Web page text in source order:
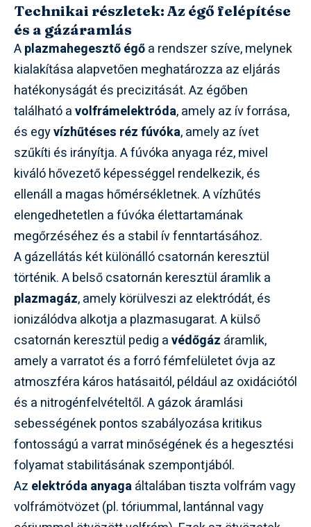
Technikai részletek: Az égő felépítése
és a gázáramlás
Aplazmahegesztő égőa rendszer szíve, melynek
kialakítása alapvetően meghatározza az eljárás
hatékonyságát és precizitását. Az égőben
található avolfrámelektróda, amely az ív forrása,
és egyvízhűtéses réz fúvóka, amely az ívet
szűkíti és irányítja. A fúvóka anyaga réz, mivel
kiváló hővezető képességgel rendelkezik, és
ellenáll a magas hőmérsékletnek. A vízhűtés
elengedhetetlen a fúvóka élettartamának
megőrzéséhez és a stabil ív fenntartásához.
A gázellátás két különálló csatornán keresztül
történik. A belső csatornán keresztül áramlik a
plazmagáz, amely körülveszi az elektródát, és
ionizálódva alkotja a plazmasugarat. A külső
csatornán keresztül pedig avédőgáz áramlik,
amely a varratot és a forró fémfelületet óvja az
atmoszféra káros hatásaitól, például az oxidációtól
és a nitrogénfelvételtől. A gázok áramlási
sebességének pontos szabályozása kritikus
fontosságú a varrat minőségének és a hegesztési
folyamat stabilitásának szempontjából.
Az elektróda anyagaáltalában tiszta volfrám vagy
volfrámötvözet (pl. tóriummal, lantánnal vagy